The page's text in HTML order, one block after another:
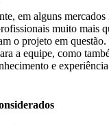
em alguns
muito mais
o projeto em
a equipe, como
e